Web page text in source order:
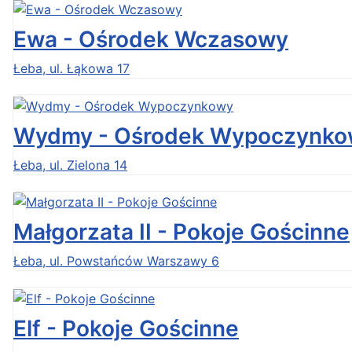
Ewa - Ośrodek Wczasowy
Łeba, ul. Łąkowa 17
Wydmy - Ośrodek
Łeba, ul. Zielona 14
Małgorzata II - Pokoje Gościnne
Łeba, ul. Powstańców Warszawy 6
Elf - Pokoje Gościnne